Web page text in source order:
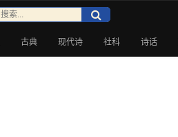
古典 现代诗 社科 诗话